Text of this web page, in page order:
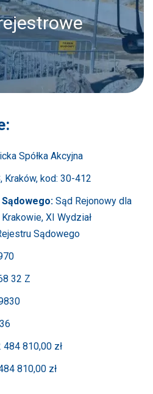
Spółka Akcyjna
Kraków, kod: 30-412
Sąd Rejonowy dla
XI Wydział
Sądowego
32 Z
484 810,00 zł
810,00 zł